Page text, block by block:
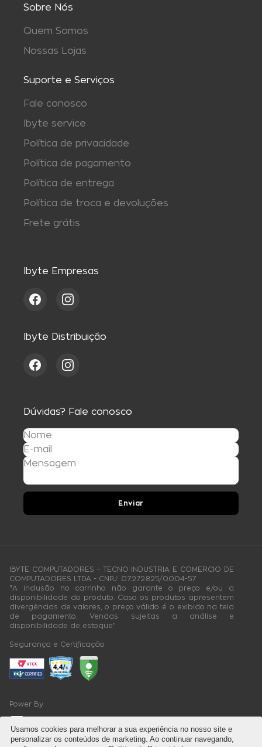
Sobre Nós
Quem Somos
Nossas Lojas
Suporte e Serviços
Fale conosco
Ibyte service
Política de privacidade
Política de pagamento
Política de entrega
Política de troca e devoluções
Frete grátis
Ibyte Empresas
Ibyte Distribuição
Dúvidas? Fale conosco
Enviar
IBYTE COMPUTADORES - TECNO INDUSTRIA E COMERCIO DE
COMPUTADORES LTDA - CNPJ: 07.272.825/0004-57
"A inclusão no carrinho não garante o preço e/ou a
disponibilidade do produto. Caso os produtos apresentem
divergências de valores, o preço válido é o exibido na tela
de pagamento. Vendas sujeitas a análise e
disponibilidade de estoque"
Segurança e Certificação
Power By
Usamos cookies para melhorar a sua experiência no nosso site e
personalizar os conteúdos de marketing. Ao continuar navegando,